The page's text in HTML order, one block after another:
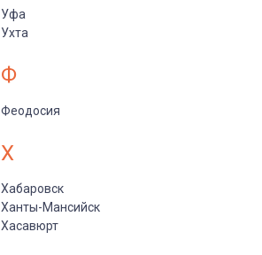
Уфа
Ухта
Ф
Феодосия
Х
Хабаровск
Ханты-Мансийск
Хасавюрт